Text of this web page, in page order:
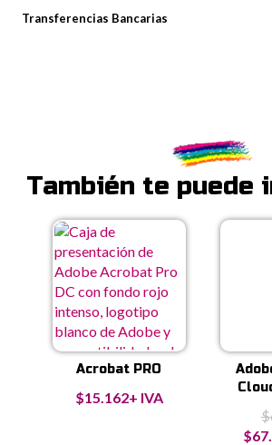
Transferencias Bancarias
También te puede
Acrobat PRO
$15.162+ IVA
$
El
$